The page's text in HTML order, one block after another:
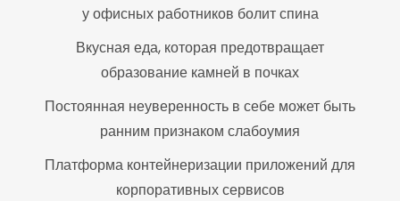
у офисных работников болит спина
Вкусная еда, которая предотвращает
образование камней в почках
Постоянная неуверенность в себе может быть
ранним признаком слабоумия
Платформа контейнеризации приложений для
корпоративных сервисов